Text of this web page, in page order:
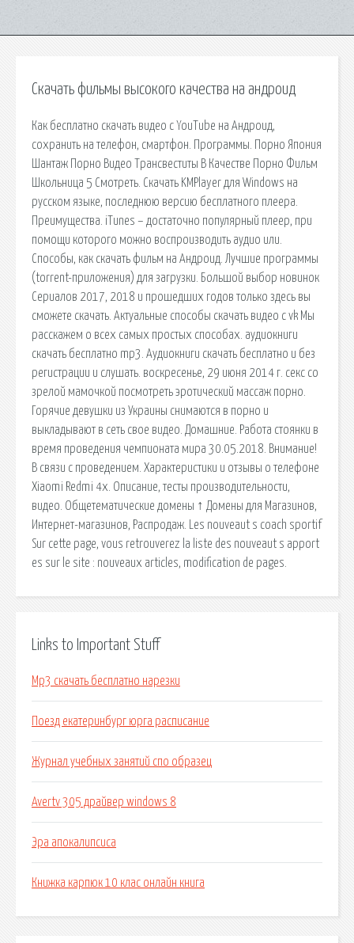
Скачать фильмы высокого качества на андроид
Как бесплатно скачать видео с YouTube на Андроид,
сохранить на телефон, смартфон. Программы. Порно Япония
Шантаж Порно Видео Трансвеститы В Качестве Порно Фильм
Школьница 5 Смотреть. Скачать KMPlayer для Windows на
русском языке, последнюю версию бесплатного плеера.
Преимущества. iTunes – достаточно популярный плеер, при
помощи которого можно воспроизводить аудио или.
Способы, как скачать фильм на Андроид. Лучшие программы
(torrent-приложения) для загрузки. Большой выбор новинок
Сериалов 2017, 2018 и прошедших годов только здесь вы
сможете скачать. Актуальные способы скачать видео с vk Мы
расскажем о всех самых простых способах. аудиокниги
скачать бесплатно mp3. Аудиокниги скачать бесплатно и без
регистрации и слушать. воскресенье, 29 июня 2014 г. секс со
зрелой мамочкой посмотреть эротический массаж порно.
Горячие девушки из Украины снимаются в порно и
выкладывают в сеть свое видео. Домашние. Работа стоянки в
время проведения чемпионата мира 30.05.2018. Внимание!
В связи с проведением. Характеристики и отзывы о телефоне
Xiaomi Redmi 4x. Описание, тесты производительности,
видео. Общетематические домены ↑ Домены для Магазинов,
Интернет-магазинов, Распродаж. Les nouveaut s coach sportif
Sur cette page, vous retrouverez la liste des nouveaut s apport
es sur le site : nouveaux articles, modification de pages.
Links to Important Stuff
Mp3 скачать бесплатно нарезки
Поезд екатеринбург юрга расписание
Журнал учебных занятий спо образец
Avertv 305 драйвер windows 8
Эра апокалипсиса
Книжка карпюк 10 клас онлайн книга